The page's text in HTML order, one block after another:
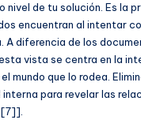
nivel de tu solución. Es la
encuentran al intentar
A diferencia de los
vista se centra en la
mundo que lo rodea.
para revelar las